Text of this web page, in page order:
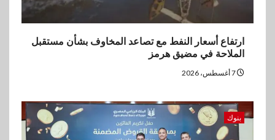
ارتفاع أسعار النفط مع تصاعد المخاوف بشأن مستقبل
الملاحة في مضيق هرمز
بنوك